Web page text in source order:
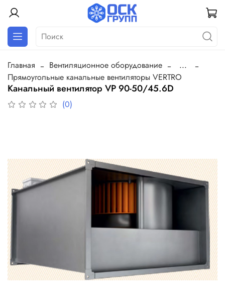
Главная Вентиляционное оборудование
...
Прямоугольные канальные вентиляторы VERTRO
Канальный вентилятор VP 90-50/45.6D
(0)